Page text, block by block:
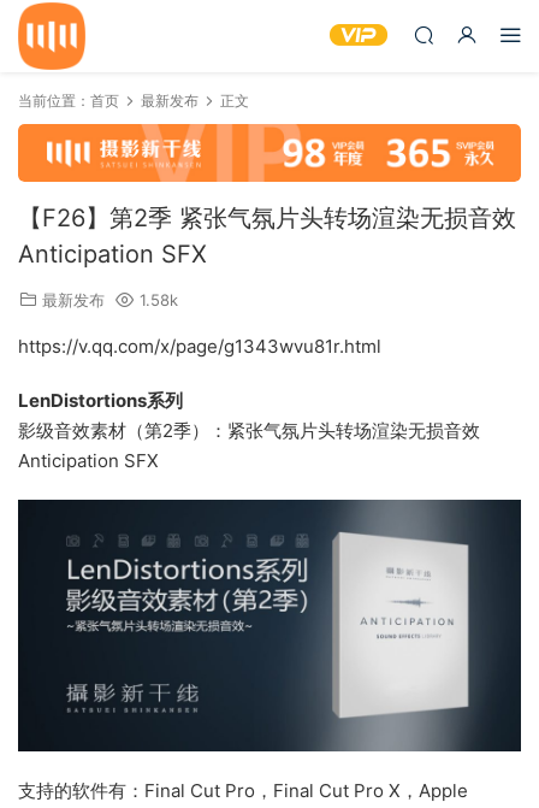
当前位置： 首页 最新发布 正文
【F26】第2季 紧张气氛片头转场渲染无损音效
Anticipation SFX
最新发布 1.58k
https://v.qq.com/x/page/g1343wvu81r.html
LenDistortions系列
影级音效素材（第2季）：紧张气氛片头转场渲染无损音效
Anticipation SFX
支持的软件有：Final Cut Pro，Final Cut Pro X，Apple